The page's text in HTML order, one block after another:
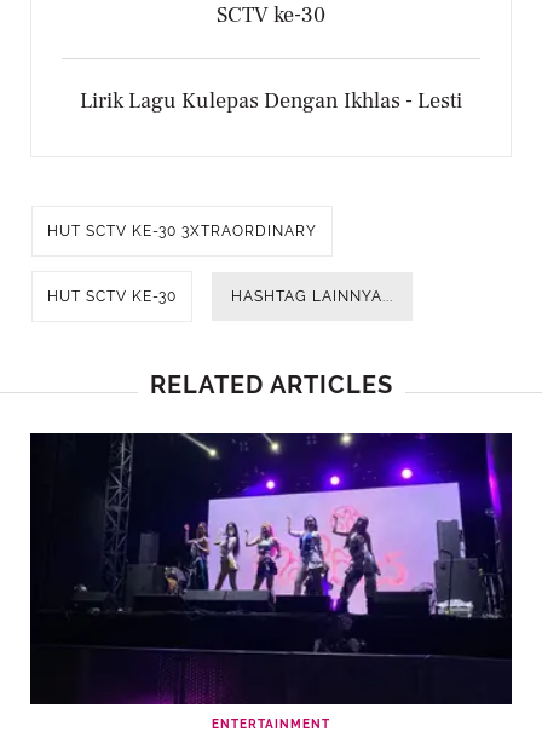
SCTV ke-30
Lirik Lagu Kulepas Dengan Ikhlas - Lesti
HUT SCTV KE-30 3XTRAORDINARY
HUT SCTV KE-30 HASHTAG LAINNYA...
RELATED ARTICLES
ENTERTAINMENT